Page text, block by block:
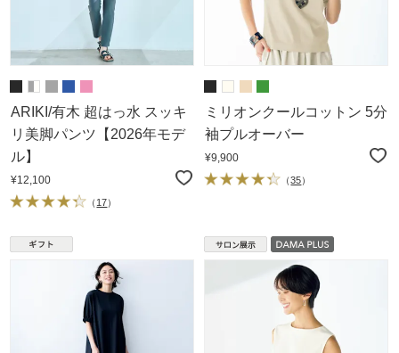
ARIKI/有木 超はっ水 スッキ
リ美脚パンツ【2026年モデ
ル】
¥12,100
（ 17）
ミリオンクールコットン 5分
袖プルオーバー
¥9,900
（35）